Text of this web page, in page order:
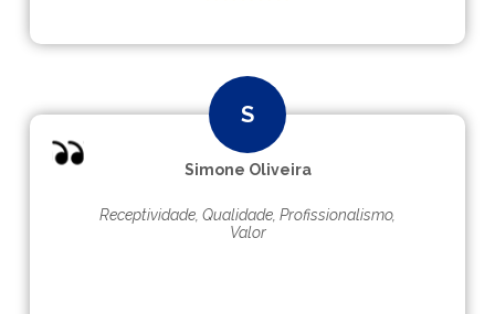
Simone Oliveira
Receptividade, Qualidade, Profissionalismo,
Valor